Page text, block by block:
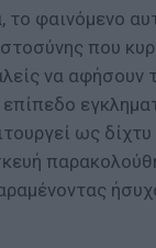
φαινόμενο
που
να αφήσουν
ως